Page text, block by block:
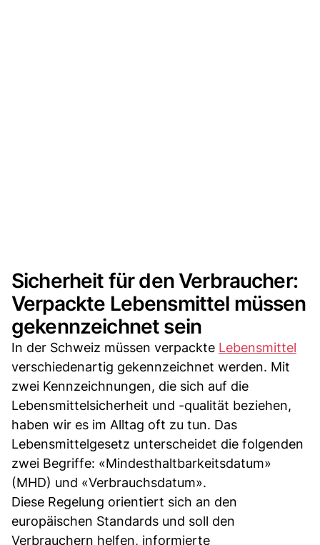
Sicherheit für den Verbraucher:
Verpackte Lebensmittel müssen
gekennzeichnet sein
In der Schweiz müssen verpackte Lebensmittel
verschiedenartig gekennzeichnet werden. Mit
zwei Kennzeichnungen, die sich auf die
Lebensmittelsicherheit und -qualität beziehen,
haben wir es im Alltag oft zu tun. Das
Lebensmittelgesetz unterscheidet die folgenden
zwei Begriffe: «Mindesthaltbarkeitsdatum»
(MHD) und «Verbrauchsdatum».
Diese Regelung orientiert sich an den
europäischen Standards und soll den
Verbrauchern helfen, informierte